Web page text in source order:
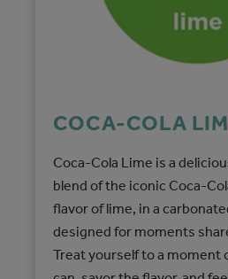
COCA-COLA
Coca-Cola Lime is a
blend of the iconic Coca-
flavor of lime, in a
designed for moments
Treat yourself to a moment